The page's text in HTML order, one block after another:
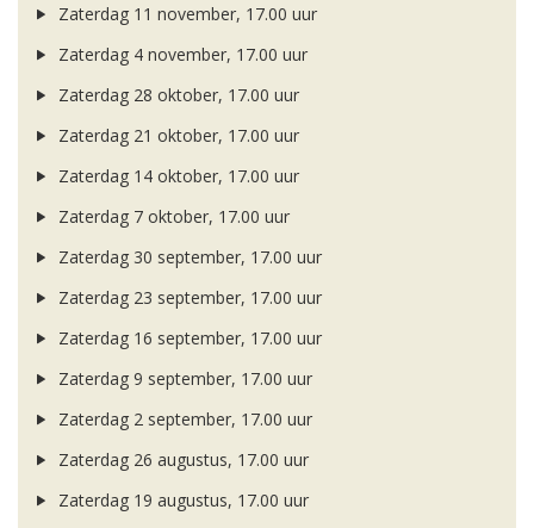
Zaterdag 11 november, 17.00 uur
Zaterdag 4 november, 17.00 uur
Zaterdag 28 oktober, 17.00 uur
Zaterdag 21 oktober, 17.00 uur
Zaterdag 14 oktober, 17.00 uur
Zaterdag 7 oktober, 17.00 uur
Zaterdag 30 september, 17.00 uur
Zaterdag 23 september, 17.00 uur
Zaterdag 16 september, 17.00 uur
Zaterdag 9 september, 17.00 uur
Zaterdag 2 september, 17.00 uur
Zaterdag 26 augustus, 17.00 uur
Zaterdag 19 augustus, 17.00 uur